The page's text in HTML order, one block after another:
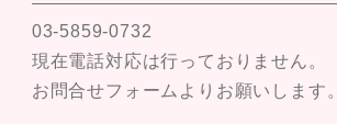
03-5859-0732
現在電話対応は行っておりません。
お問合せフォームよりお願いします。